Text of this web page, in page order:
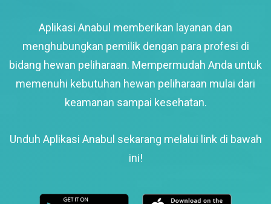
Aplikasi Anabul memberikan layanan dan
menghubungkan pemilik dengan para profesi di
bidang hewan peliharaan. Mempermudah Anda untuk
memenuhi kebutuhan hewan peliharaan mulai dari
keamanan sampai kesehatan.
Unduh Aplikasi Anabul sekarang melalui link di bawah
ini!